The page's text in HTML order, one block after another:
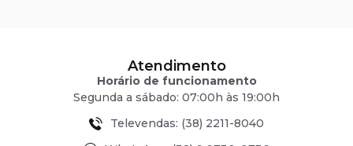
Atendimento
Horário de funcionamento
Segunda a sábado: 07:00h às 19:00h
Televendas: (38) 2211-8040